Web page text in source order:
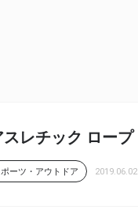
スレチック ロープ
ーツ・アウトドア 2019.06.02